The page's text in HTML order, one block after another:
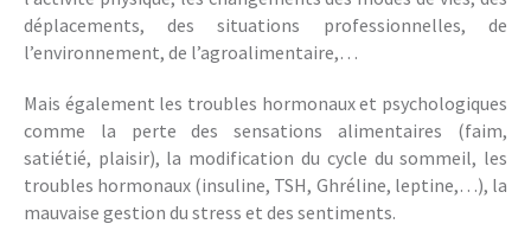
déplacements, des situations professionnelles, de
l’environnement, de l’agroalimentaire,…
Mais également les troubles hormonaux et psychologiques
comme la perte des sensations alimentaires (faim,
satiétié, plaisir), la modification du cycle du sommeil, les
troubles hormonaux (insuline, TSH, Ghréline, leptine,…), la
mauvaise gestion du stress et des sentiments.